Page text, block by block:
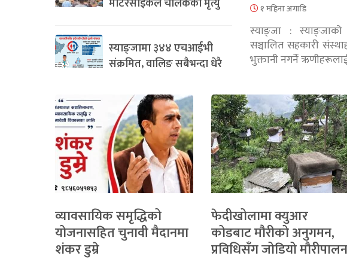
मोटरसाइकल चालकको मृत्यु
स्याङ्जामा ३४४ एचआईभी
संक्रमित, वालिङ सबैभन्दा धेरै
१ महिना अगाडि
स्याङ्जा : स्याङ्जाको
सञ्चालित सहकारी
भुक्तानी नगर्ने
व्यावसायिक समृद्धिको
योजनासहित चुनावी मैदानमा
शंकर डुम्रे
फेदीखोलामा क्युआर
कोडबाट मौरीको अनुगमन,
प्रविधिसँग जोडियो मौरीपालन